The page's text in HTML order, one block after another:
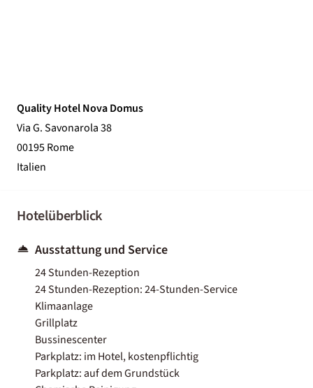
Quality Hotel Nova Domus
Via G. Savonarola 38
00195 Rome
Italien
Hotelüberblick
Ausstattung und Service
24 Stunden-Rezeption
24 Stunden-Rezeption: 24-Stunden-Service
Klimaanlage
Grillplatz
Bussinescenter
Parkplatz: im Hotel, kostenpflichtig
Parkplatz: auf dem Grundstück